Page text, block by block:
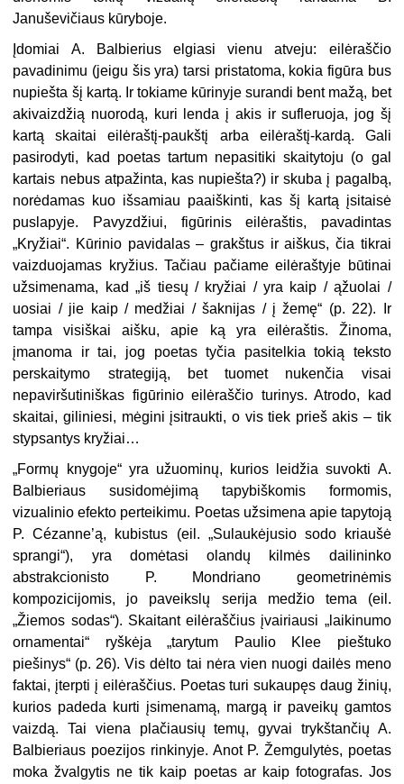
Januševičiaus kūryboje.
Įdomiai A. Balbierius elgiasi vienu atveju: eilėraščio
pavadinimu (jeigu šis yra) tarsi pristatoma, kokia figūra bus
nupiešta šį kartą. Ir tokiame kūrinyje surandi bent mažą, bet
akivaizdžią nuorodą, kuri lenda į akis ir sufleruoja, jog šį
kartą skaitai eilėraštį-paukštį arba eilėraštį-kardą. Gali
pasirodyti, kad poetas tartum nepasitiki skaitytoju (o gal
kartais nebus atpažinta, kas nupiešta?) ir skuba į pagalbą,
norėdamas kuo išsamiau paaiškinti, kas šį kartą įsitaisė
puslapyje. Pavyzdžiui, figūrinis eilėraštis, pavadintas
„Kryžiai“. Kūrinio pavidalas – grakštus ir aiškus, čia tikrai
vaizduojamas kryžius. Tačiau pačiame eilėraštyje būtinai
užsimenama, kad „iš tiesų / kryžiai / yra kaip / ąžuolai /
uosiai / jie kaip / medžiai / šaknijas / į žemę“ (p. 22). Ir
tampa visiškai aišku, apie ką yra eilėraštis. Žinoma,
įmanoma ir tai, jog poetas tyčia pasitelkia tokią teksto
perskaitymo strategiją, bet tuomet nukenčia visai
nepaviršutiniškas figūrinio eilėraščio turinys. Atrodo, kad
skaitai, giliniesi, mėgini įsitraukti, o vis tiek prieš akis – tik
stypsantys kryžiai…
„Formų knygoje“ yra užuominų, kurios leidžia suvokti A.
Balbieriaus susidomėjimą tapybiškomis formomis,
vizualinio efekto perteikimu. Poetas užsimena apie tapytoją
P. Cézanne’ą, kubistus (eil. „Sulaukėjusio sodo kriaušė
sprangi“), yra domėtasi olandų kilmės dailininko
abstrakcionisto P. Mondriano geometrinėmis
kompozicijomis, jo paveikslų serija medžio tema (eil.
„Žiemos sodas“). Skaitant eilėraščius įvairiausi „laikinumo
ornamentai“ ryškėja „tarytum Paulio Klee pieštuko
piešinys“ (p. 26). Vis dėlto tai nėra vien nuogi dailės meno
faktai, įterpti į eilėraščius. Poetas turi sukaupęs daug žinių,
kurios padeda kurti įsimenamą, margą ir paveikų gamtos
vaizdą. Tai viena plačiausių temų, gyvai trykštančių A.
Balbieriaus poezijos rinkinyje. Anot P. Žemgulytės, poetas
moka žvalgytis ne tik kaip poetas ar kaip fotografas. Jos